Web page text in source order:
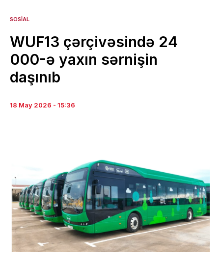
SOSIAL
WUF13 çərçivəsində 24
000-ə yaxın sərnişin
daşınıb
18 May 2026 - 15:36